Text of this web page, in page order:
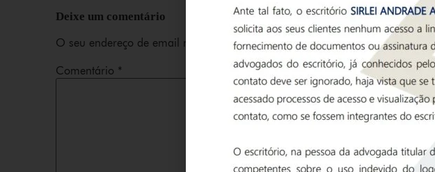
Deixe um comentário
O seu endereço de email não será publicado. Campos obrigatórios
Comentário *